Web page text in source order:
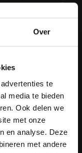
Over
te
media te bieden
Ook delen we
met onze
en analyse. Deze
met andere
concerten, die
plaatsvinden, is
betoverd
met hits
Pixar en Marvel
Eerder werd al
de populaire
favoriete en
tot leven, met
het omvangrijke